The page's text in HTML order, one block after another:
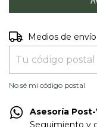
Entregas para el CP:
Medios de envío
No sé mi código postal
Asesoría
Seguimiento y